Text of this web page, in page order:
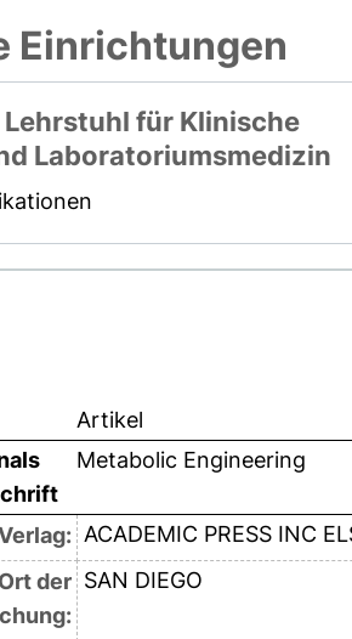
Einrichtungen
für Klinische
Laboratoriumsmedizin
Artikel
Metabolic Engineering
ACADEMIC PRESS INC
Ort der SAN DIEGO